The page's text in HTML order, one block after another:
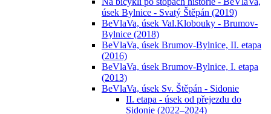
úsek Bylnice - Svatý Štěpán (2019)
BeVlaVa, úsek Val.Klobouky - Brumov-
Bylnice (2018)
BeVlaVa, úsek Brumov-Bylnice, II. etapa
(2016)
BeVlaVa, úsek Brumov-Bylnice, I. etapa
(2013)
BeVlaVa, úsek Sv. Štěpán - Sidonie
II. etapa - úsek od přejezdu do
Sidonie (2022–2024)